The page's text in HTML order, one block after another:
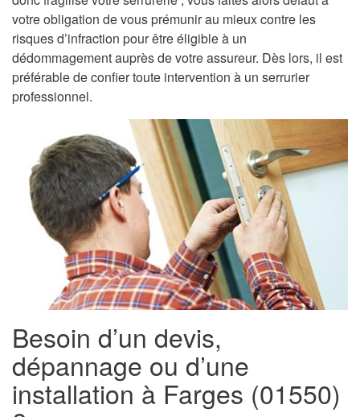
votre obligation de vous prémunir au mieux contre les
risques d’infraction pour être éligible à un
dédommagement auprès de votre assureur. Dès lors, il est
préférable de confier toute intervention à un serrurier
professionnel.
Besoin d’un devis,
dépannage ou d’une
installation à Farges (01550)